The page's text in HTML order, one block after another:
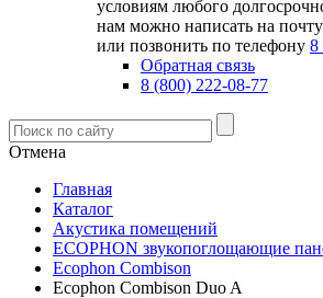
условиям любого
нам можно написать на почту
или позвонить по телефону 8
Обратная связь
8 (800) 222-08-77
Отмена
Главная
Каталог
Акустика помещений
ECOPHON звукопоглощающие
Ecophon Combison
Ecophon Combison Duo A